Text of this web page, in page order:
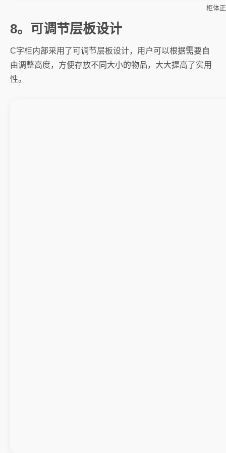
柜体
8。可调节层板设计
C字柜内部采用了可调节层板设计，用户可以根据需要自
由调整高度，方便存放不同大小的物品，大大提高了实用
性。